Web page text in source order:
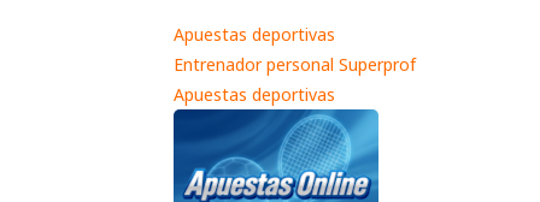
Apuestas deportivas
Entrenador personal Superprof
Apuestas deportivas